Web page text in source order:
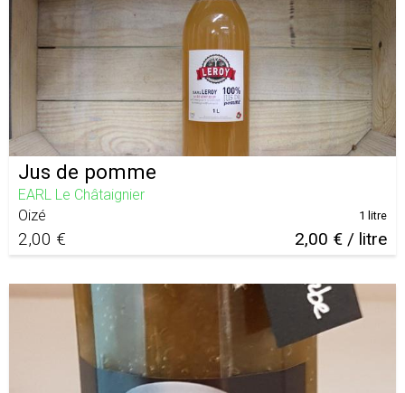
Jus de pomme
EARL Le Châtaignier
Oizé
2,00 € 2,00 € / litre
1 litre